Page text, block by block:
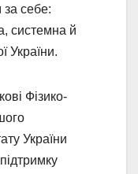
за себе:
системна й
України.
Фізико-
України